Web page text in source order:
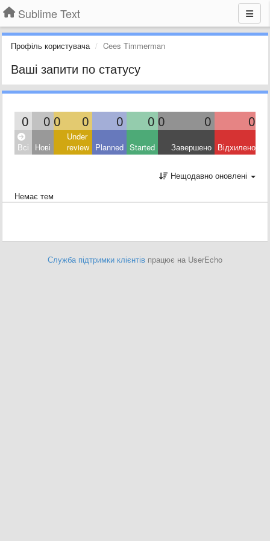
Sublime Text
Профіль користувача Cees Timmerman
Ваші запити по статусу
0 0 0 0 0 0 0 0 0
Всі Нові
Under
review Planned Started Завершено Відхилено
Нещодавно оновлені
Немає тем
Служба підтримки клієнтів працює на UserEcho